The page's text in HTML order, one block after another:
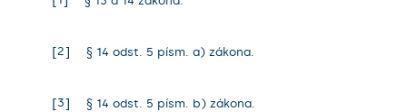
2 § 14 odst. 5 písm. a) zákona.
3 § 14 odst. 5 písm. b) zákona.